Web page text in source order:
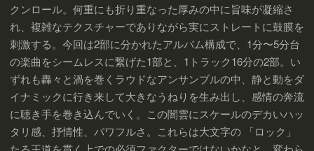
クンロール。何重にも折り重なった厚みの中に旨味が凝縮さ
れ、複雑なテクスチャーでありながら実にストレートに鼓膜を
刺激する。今回は2部に分かれたアルバム構成で、1分〜5分台
の楽曲をシームレスに繋げた1部と、1トラック16分の2部。い
ずれも轟々と渦を巻くラウドなアンサンブルの中、静と動をダ
イナミックに行き来して大きなうねりを生み出し、感情の奔流
に聴き手を巻き込んでいく。この闇雲にスケールのデカいハッ
タリ感、抒情性、パワフルさ。これらは大文字の 「ロック」